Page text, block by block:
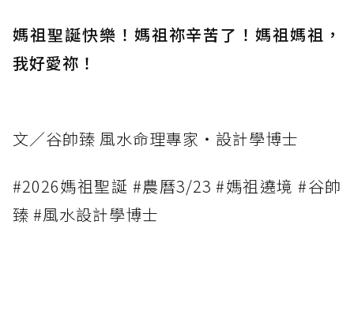
媽祖聖誕快樂！媽祖祢辛苦了！媽祖媽祖，
我好愛祢！
文／谷帥臻 風水命理專家・設計學博士
#2026媽祖聖誕 #農曆3/23 #媽祖遶境 #谷帥
臻 #風水設計學博士